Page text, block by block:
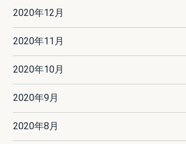
2020年12月
2020年11月
2020年10月
2020年9月
2020年8月